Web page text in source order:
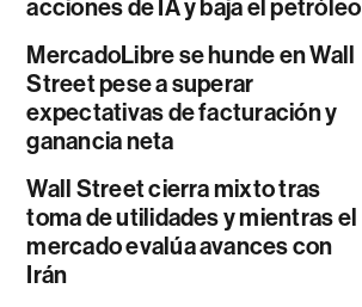
acciones de IA y baja el petróleo
MercadoLibre se hunde en Wall
Street pese a superar
expectativas de facturación y
ganancia neta
Wall Street cierra mixto tras
toma de utilidades y mientras el
mercado evalúa avances con
Irán